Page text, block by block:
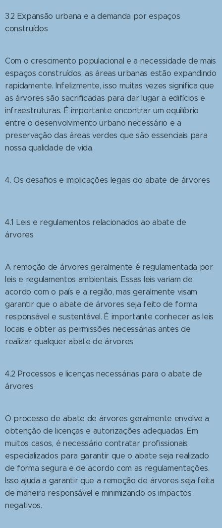
3.2 Expansão urbana e a demanda por espaços
construídos
Com o crescimento populacional e a necessidade de mais
espaços construídos, as áreas urbanas estão expandindo
rapidamente. Infelizmente, isso muitas vezes significa que
as árvores são sacrificadas para dar lugar a edifícios e
infraestruturas. É importante encontrar um equilíbrio
entre o desenvolvimento urbano necessário e a
preservação das áreas verdes que são essenciais para
nossa qualidade de vida.
4. Os desafios e implicações legais do abate de árvores
4.1 Leis e regulamentos relacionados ao abate de
árvores
A remoção de árvores geralmente é regulamentada por
leis e regulamentos ambientais. Essas leis variam de
acordo com o país e a região, mas geralmente visam
garantir que o abate de árvores seja feito de forma
responsável e sustentável. É importante conhecer as leis
locais e obter as permissões necessárias antes de
realizar qualquer abate de árvores.
4.2 Processos e licenças necessárias para o abate de
árvores
O processo de abate de árvores geralmente envolve a
obtenção de licenças e autorizações adequadas. Em
muitos casos, é necessário contratar profissionais
especializados para garantir que o abate seja realizado
de forma segura e de acordo com as regulamentações.
Isso ajuda a garantir que a remoção de árvores seja feita
de maneira responsável e minimizando os impactos
negativos.